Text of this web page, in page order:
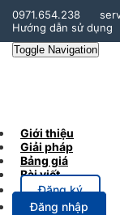
0971.654.238
Hướng dẫn sử dụng
Toggle Navigation
Giới thiệu
Giải pháp
Bảng giá
Bài viết
Đăng ký
Đăng nhập